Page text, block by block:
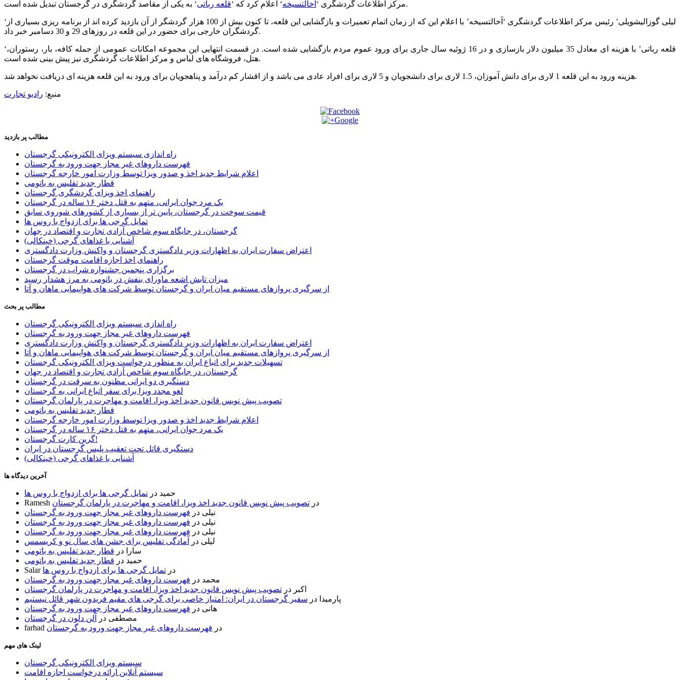
مرکز اطلاعات گردشگری ‘ آخالتسیخه‘ اعلام کرد که ‘قلعه رباتی ‘ به یکی از مقاصد گردشگری در گرجستان تبدیل شده است.
‘لیلی گوزالیشویلی’ رئیس مرکز اطلاعات گردشگری ‘آخالتسیخه’ با اعلام این که از زمان اتمام تعمیرات و بازگشایی این قلعه، تا کنون بیش از 100 هزار گردشگر از آن بازدید کرده اند از برنامه ریزی بسیاری از
گردشگران خارجی برای حضور در این قلعه در روزهای 29 و 30 دسامبر خبر داد.
‘قلعه رباتی’ با هزینه ای معادل 35 میلیون دلار بازسازی و در 16 ژوئیه سال جاری برای ورود عموم مردم بازگشایی شده است. در قسمت انتهایی این مجموعه امکانات عمومی از جمله کافه، بار، رستوران،
هتل، فروشگاه های لباس و مرکز اطلاعات گردشگری نیز پیش بینی شده است.
هزینه ورود به این قلعه 1 لاری برای دانش آموزان، 1.5 لاری برای دانشجویان و 5 لاری برای افراد عادی می باشد و از اقشار کم درآمد و پناهجویان برای ورود به این قلعه هزینه ای دریافت نخواهد شد.
منبع: رادیو تجارت
مطالب پر بازدید
راه اندازی سیستم ویزای الکترونیکی گرجستان
فهرست داروهای غیر مجاز جهت ورود به گرجستان
اعلام شرایط جدید اخذ و صدور ویزا توسط وزارت امور خارجه گرجستان
قطار جدید تفلیس به باتومی
راهنمای اخذ ویزای گردشگری گرجستان
یک مرد جوان ایرانی، متهم به قتل دختر ۱۶ ساله در گرجستان
قیمت سوخت در گرجستان، پایین تر از بسیاری از کشورهای شوروی سابق
تمایل گرجی ها برای ازدواج با روس ها
گرجستان، در جایگاه سوم شاخص آزادی تجارت و اقتصاد در جهان
آشنایی با غذاهای گرجی (خینکالی)
اعتراض سفارت ایران به اظهارات وزیر دادگستری گرجستان و واکنش وزارت دادگستری
راهنمای اخذ اجازه اقامت موقت گرجستان
برگزاری پنجمین جشنواره شراب در گرجستان
میزان تابش اشعه ماورای بنفش در باتومی به مرز هشدار رسید
از سرگیری پروازهای مستقیم میان ایران و گرجستان توسط شرکت های هواپیمایی ماهان و آتا
مطالب پر بحث
راه اندازی سیستم ویزای الکترونیکی گرجستان
فهرست داروهای غیر مجاز جهت ورود به گرجستان
اعتراض سفارت ایران به اظهارات وزیر دادگستری گرجستان و واکنش وزارت دادگستری
از سرگیری پروازهای مستقیم میان ایران و گرجستان توسط شرکت های هواپیمایی ماهان و آتا
تسهیلات جدید برای اتباع ایران به منظور درخواست ویزای الکترونیکی گرجستان
گرجستان، در جایگاه سوم شاخص آزادی تجارت و اقتصاد در جهان
دستگیری دو ایرانی مظنون به سرقت در گرجستان
لغو مجدد ویزا برای سفر اتباع ایرانی به گرجستان
تصویب پیش نویس قانون جدید اخذ ویزا، اقامت و مهاجرت در پارلمان گرجستان
قطار جدید تفلیس به باتومی
اعلام شرایط جدید اخذ و صدور ویزا توسط وزارت امور خارجه گرجستان
یک مرد جوان ایرانی، متهم به قتل دختر ۱۶ ساله در گرجستان
گرین کارت گرجستان!
دستگیری قاتل تحت تعقیب پلیس گرجستان در ایران
آشنایی با غذاهای گرجی (خینکالی)
آخرین دیدگاه ها
حمید در تمایل گرجی ها برای ازدواج با روس ها
Ramesh
در تصویب پیش نویس قانون جدید اخذ ویزا، اقامت و مهاجرت در پارلمان گرجستان
نیلی در فهرست داروهای غیر مجاز جهت ورود به گرجستان
نیلی در فهرست داروهای غیر مجاز جهت ورود به گرجستان
نیلی در فهرست داروهای غیر مجاز جهت ورود به گرجستان
لیلی در
آمادگی تفلیس برای جشن های سال نو و کریسمس
سارا
در قطار جدید تفلیس به باتومی
حمید در قطار جدید تفلیس به باتومی
Salar
در تمایل گرجی ها برای ازدواج با روس ها
محمد در فهرست داروهای غیر مجاز جهت ورود به گرجستان
اکبر در تصویب پیش نویس قانون جدید اخذ ویزا، اقامت و مهاجرت در پارلمان گرجستان
پارمیدا در سفیر گرجستان در ایران: امتیاز خاصی برای گرجی های مقیم فریدون شهر قائل نیستیم
هانی در فهرست داروهای غیر مجاز جهت ورود به گرجستان
مصطفی در
آلن دلون در گرجستان
farhad
در فهرست داروهای غیر مجاز جهت ورود به گرجستان
لینک های مهم
سیستم ویزای الکترونیکی گرجستان
سیستم آنلاین ارائه درخواست اجازه اقامت